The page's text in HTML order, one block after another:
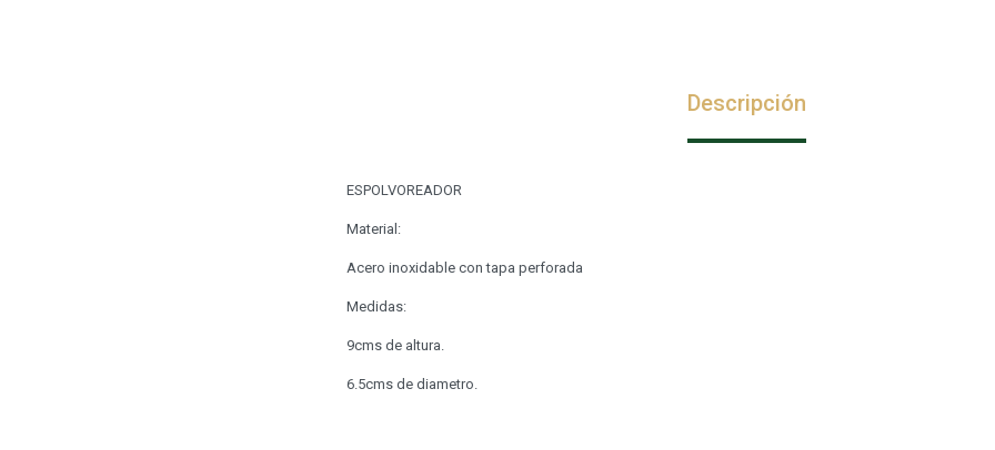
Descripción
ESPOLVOREADOR
Material:
Acero inoxidable con tapa perforada
Medidas:
9cms de altura.
6.5cms de diametro.